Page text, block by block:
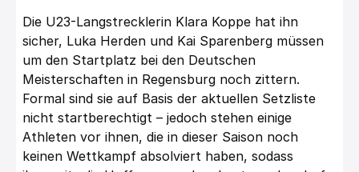
Die U23-Langstrecklerin Klara Koppe hat ihn
sicher, Luka Herden und Kai Sparenberg müssen
um den Startplatz bei den Deutschen
Meisterschaften in Regensburg noch zittern.
Formal sind sie auf Basis der aktuellen Setzliste
nicht startberechtigt – jedoch stehen einige
Athleten vor ihnen, die in dieser Saison noch
keinen Wettkampf absolviert haben, sodass